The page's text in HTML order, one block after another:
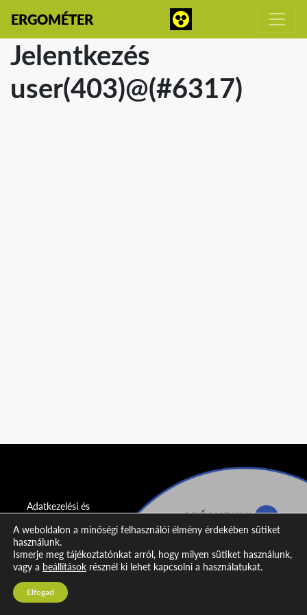
ERGOMÉTER
Jelentkezés
user(403)@(#6317)
Adatkezelési és
nyilatkozat
Impresszum
Kapcsolat
A weboldalon a minőségi felhasználói élmény érdekében sütiket
használunk.
Ismerje meg tájékoztatónkat arról, hogy milyen sütiket használunk,
vagy a beállítások résznél ki lehet kapcsolni a használatukat.
Elfogad